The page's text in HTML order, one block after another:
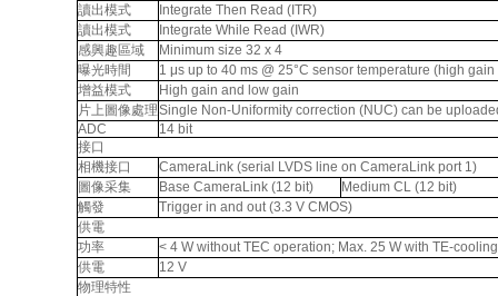
讀出模式
Integrate Then Read (ITR)
讀出模式
Integrate While Read (IWR)
感興趣區域
Minimum size 32 x 4
曝光時間
1 μs up to 40 ms @ 25°C sensor temperature (high
增益模式
High gain and low gain
片上圖像處理Single Non-Uniformity correction (NUC) can be
ADC
14 bit
接口
相機接口
CameraLink (serial LVDS line on CameraLink port 1)
圖像采集
Base CameraLink (12 bit)
Medium CL (12 bit)
觸發
Trigger in and out (3.3 V CMOS)
供電
功率
< 4 W without TEC operation; Max. 25 W with TE-cooling
供電
12 V
物理特性